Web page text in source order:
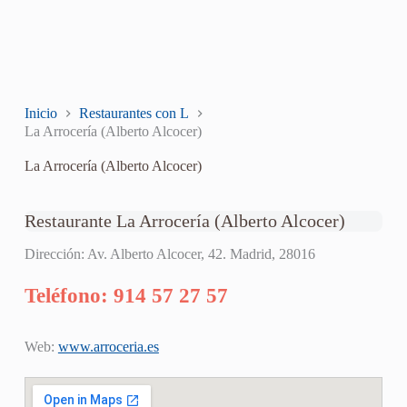
Inicio
Restaurantes con L
La Arrocería (Alberto Alcocer)
La Arrocería (Alberto Alcocer)
Restaurante La Arrocería (Alberto Alcocer)
Dirección: Av. Alberto Alcocer, 42. Madrid, 28016
Teléfono: 914 57 27 57
Web: www.arroceria.es